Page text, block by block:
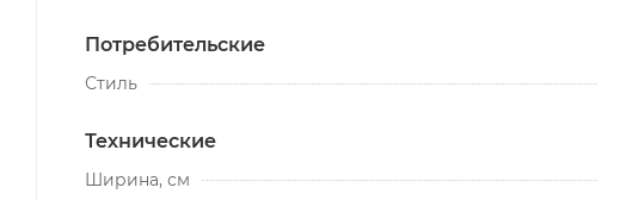
Потребительские
Стиль
Технические
Ширина, см